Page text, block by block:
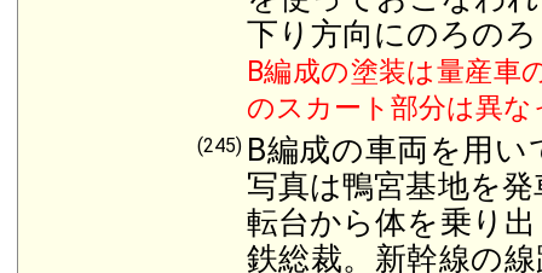
下り方向にのろの
B編成の塗装は量産車
のスカート部分は異
(245) B編成の車両を用
写真は鴨宮基地を
転台から体を乗り
鉄総裁。新幹線の